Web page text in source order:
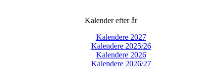
Kalender efter år
Kalendere 2027
Kalendere 2025/26
Kalendere 2026
Kalendere 2026/27